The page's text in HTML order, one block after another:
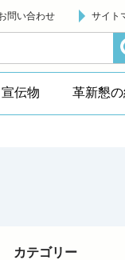
問い合わせ サイト
伝物 革新懇
カテゴリー